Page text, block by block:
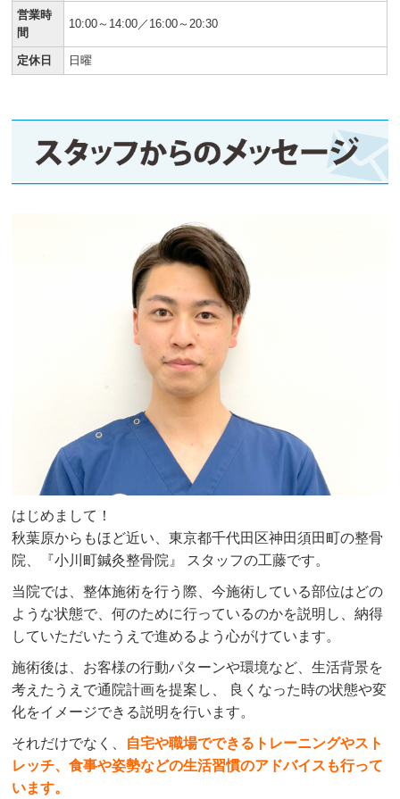
営業時
間
10:00～14:00／16:00～20:30
定休日 日曜
はじめまして！
秋葉原からもほど近い、東京都千代田区神田須田町の整骨
院、『小川町鍼灸整骨院』 スタッフの工藤です。
当院では、整体施術を行う際、今施術している部位はどの
ような状態で、何のために行っているのかを説明し、納得
していただいたうえで進めるよう心がけています。
施術後は、お客様の行動パターンや環境など、生活背景を
考えたうえで通院計画を提案し、 良くなった時の状態や変
化をイメージできる説明を行います。
それだけでなく、 自宅や職場でできるトレーニングやスト
レッチ、食事や姿勢などの生活習慣のアドバイスも行って
います。